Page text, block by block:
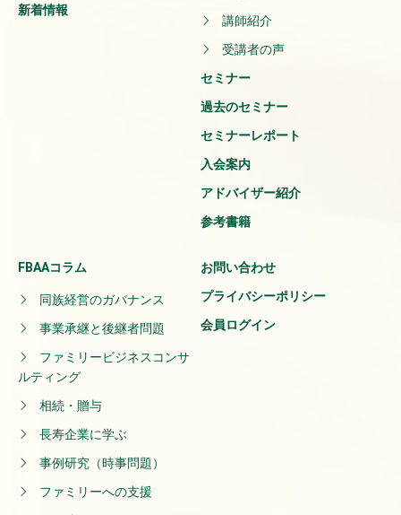
新着情報
講師紹介
受講者の声
セミナー
過去のセミナー
セミナーレポート
入会案内
アドバイザー紹介
参考書籍
FBAAコラム
同族経営のガバナンス
事業承継と後継者問題
ファミリービジネスコンサ
ルティング
相続・贈与
長寿企業に学ぶ
事例研究（時事問題）
ファミリーへの支援
お問い合わせ
プライバシーポリシー
会員ログイン